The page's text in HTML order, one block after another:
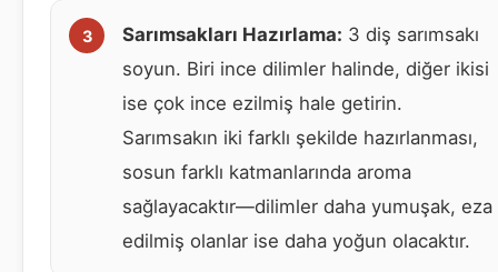
Sarımsakları Hazırlama: 3 diş sarımsakı
soyun. Biri ince dilimler halinde, diğer ikisi
ise çok ince ezilmiş hale getirin.
Sarımsakın iki farklı şekilde hazırlanması,
sosun farklı katmanlarında aroma
sağlayacaktır—dilimler daha yumuşak, eza
edilmiş olanlar ise daha yoğun olacaktır.